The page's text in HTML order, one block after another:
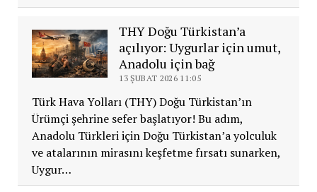
THY Doğu Türkistan’a
açılıyor: Uygurlar için umut,
Anadolu için bağ
13 ŞUBAT 2026 11:05
Türk Hava Yolları (THY) Doğu Türkistan’ın
Ürümçi şehrine sefer başlatıyor! Bu adım,
Anadolu Türkleri için Doğu Türkistan’a yolculuk
ve atalarının mirasını keşfetme fırsatı sunarken,
Uygur…